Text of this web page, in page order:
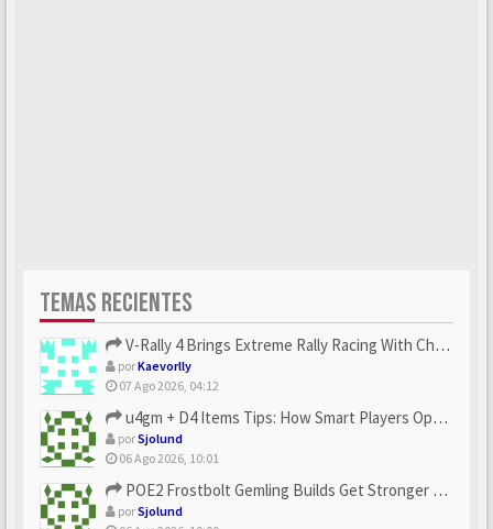
TEMAS RECIENTES
V-Rally 4 Brings Extreme Rally Racing With Challenging Track...
porKaevorlly
07 Ago 2026, 04:12
u4gm + D4 Items Tips: How Smart Players Optimize Gear, Build...
porSjolund
06 Ago 2026, 10:01
POE2 Frostbolt Gemling Builds Get Stronger With u4gm’s Ice C...
porSjolund